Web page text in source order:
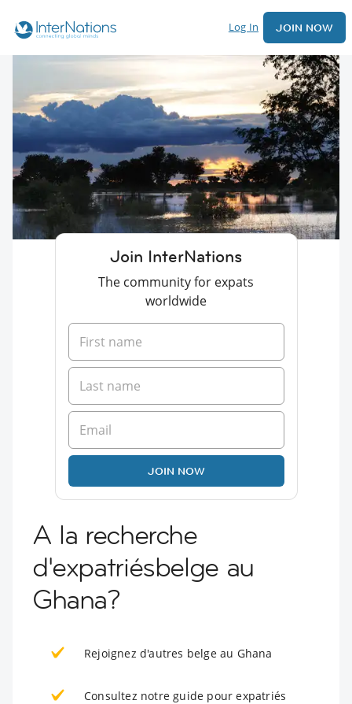
Log In JOIN NOW
Join InterNations
The community for expats
worldwide
JOIN NOW
A la recherche
d'expatriésbelge au
Ghana?
Rejoignez d'autres belge au Ghana
Consultez notre guide pour expatriés